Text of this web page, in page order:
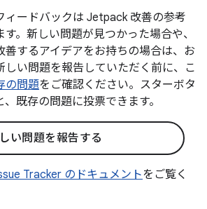
ィードバックは Jetpack 改善の参考
。新しい問題が見つかった場合や、
善するアイデアをお持ちの場合は、お
しい問題を報告していただく前に、こ
の問題をご確認ください。スターボタ
既存の問題に投票できます。
い問題を報告する
Tracker のドキュメントをご覧く